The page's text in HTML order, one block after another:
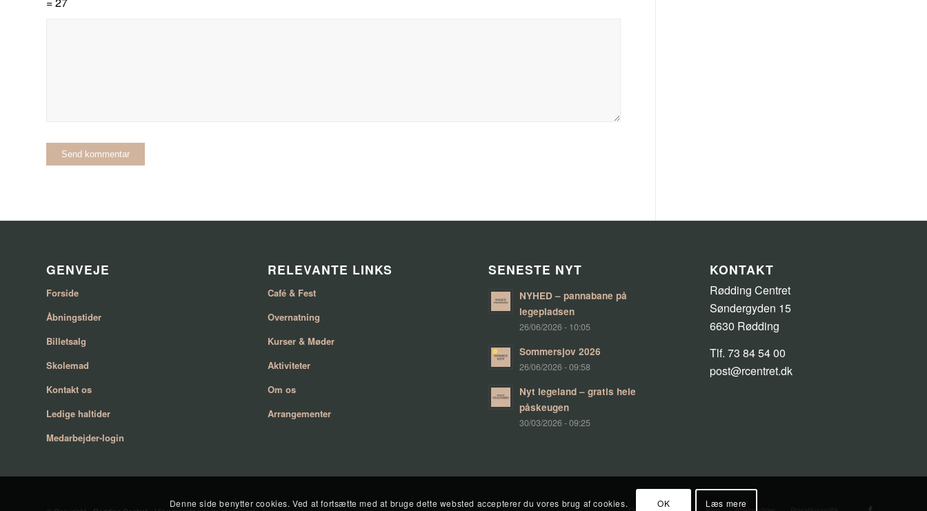
GENVEJE
Forside
Åbningstider
Billetsalg
Skolemad
Kontakt os
Ledige haltider
Medarbejder-login
RELEVANTE LINKS
Café & Fest
Overnatning
Kurser & Møder
Aktiviteter
Om os
Arrangementer
SENESTE NYT
NYHED – pannabane på
legepladsen
26/06/2026 - 10:05
Sommersjov 2026
26/06/2026 - 09:58
Nyt legeland – gratis hele
påskeugen
30/03/2026 - 09:25
KONTAKT
Rødding Centret
Søndergyden 15
6630 Rødding
Tlf. 73 84 54 00
post@rcentret.dk
Denne side benytter cookies. Ved at fortsætte med at bruge dette websted accepterer du vores brug af cookies. OK Læs mere